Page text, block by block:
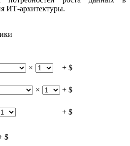
ИТ-архитектуры.
×
+ $
×
+ $
+ $
$